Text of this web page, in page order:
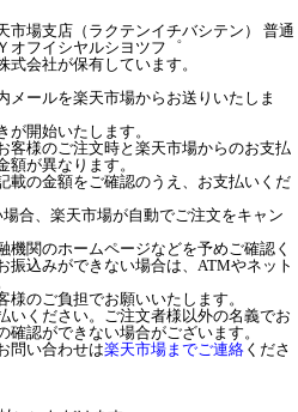
市場支店（ラクテンイチバシテン） 普通
オフイシヤルシヨツフ゜
会社が保有しています。
メールを楽天市場からお送りいたしま
開始いたします。
客様のご注文時と楽天市場からのお支払
が異なります。
載の金額をご確認のうえ、お支払いくだ
合、楽天市場が自動でご注文をキャン
関のホームページなどを予めご確認く
振込みができない場合は、ATMやネット
のご負担でお願いいたします。
ください。ご注文者様以外の名義でお
認ができない場合がございます。
問い合わせは楽天市場までご連絡 くださ